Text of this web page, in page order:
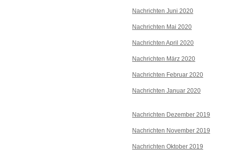
Nachrichten Juni 2020
Nachrichten Mai 2020
Nachrichten April 2020
Nachrichten März 2020
Nachrichten Februar 2020
Nachrichten Januar 2020
Nachrichten Dezember 2019
Nachrichten November 2019
Nachrichten Oktober 2019